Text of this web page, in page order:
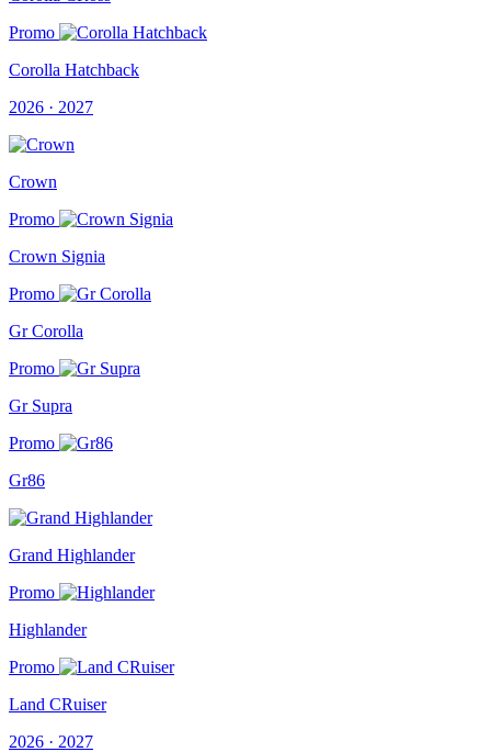
Promo
Corolla Hatchback
2026 · 2027
Crown
Promo
Crown Signia
Promo
Gr Corolla
Promo
Gr Supra
Promo
Gr86
Grand Highlander
Promo
Highlander
Promo
Land CRuiser
2026 · 2027